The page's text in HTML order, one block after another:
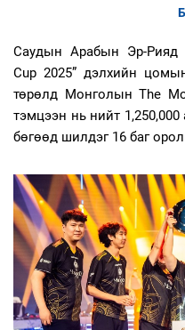
Саудын Арабын Эр-Рияд
Cup 2025” дэлхийн
төрөлд Монголын The
тэмцээн нь нийт
бөгөөд шилдэг 16 баг